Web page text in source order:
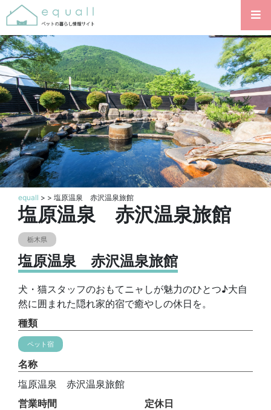
equall > > 塩原温泉 赤沢温泉旅館
塩原温泉 赤沢温泉旅館
栃木県
塩原温泉 赤沢温泉旅館
犬・猫スタッフのおもてニャしが魅力のひとつ♪大自
然に囲まれた隠れ家的宿で癒やしの休日を。
種類
ペット宿
名称
塩原温泉 赤沢温泉旅館
営業時間
定休日